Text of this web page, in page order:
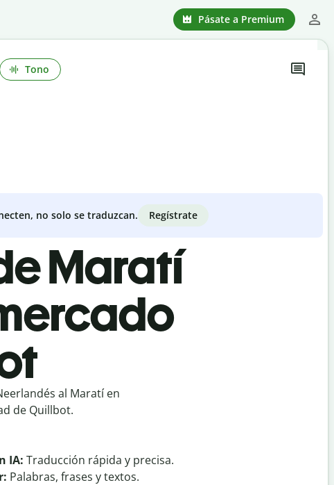
Pásate a Premium
Tono
no solo se traduzcan. Regístrate
Maratí
al Maratí en
de Quillbot.
IA: Traducción rápida y precisa.
Palabras, frases y textos.